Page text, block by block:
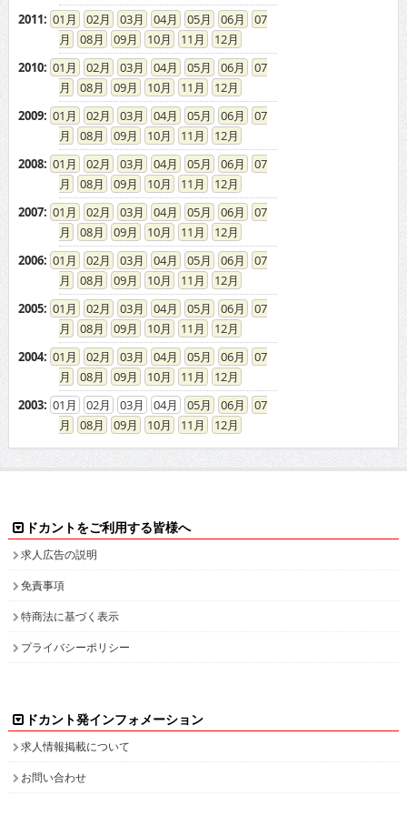
2011: 01 02 03 04 05 06
07
08
09 10 11
12
2010: 01 02 03 04 05 06
07
08
09 10 11
12
2009: 01 02 03 04 05 06
07
08
09 10 11
12
2008: 01 02 03 04 05 06
07
08
09 10 11
12
2007: 01 02 03 04 05 06
07
08
09 10 11
12
2006: 01 02 03 04 05 06
07
08
09 10 11
12
2005: 01 02 03 04 05 06
07
08
09 10 11
12
2004: 01 02 03 04 05 06
07
08
09 10 11
12
2003: 01 02 03 04 05 06
07
08
09 10 11 12
ドカントをご利用する皆様へ
求人広告の説明
免責事項
特商法に基づく表示
プライバシーポリシー
ドカント発インフォメーション
求人情報掲載について
お問い合わせ